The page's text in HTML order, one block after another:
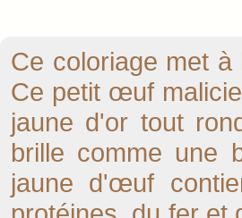
Ce coloriage met
Ce petit œuf
jaune d'or tout
brille comme une
jaune d'œuf